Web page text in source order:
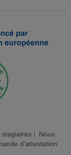
stagiaires| Nous
d'attestation